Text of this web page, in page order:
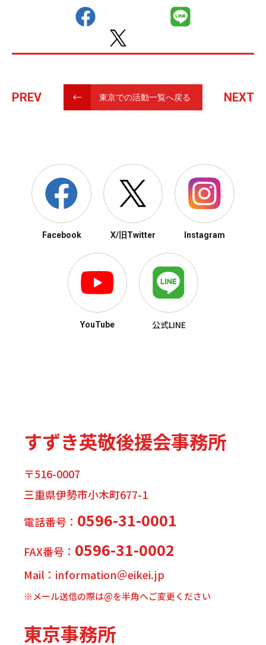
PREV 東京での活動一覧へ戻る NEXT
Facebook X/旧Twitter Instagram
YouTube 公式LINE
すずき英敬後援会事務所
〒516-0007
三重県伊勢市小木町677-1
電話番号： 0596-31-0001
FAX番号： 0596-31-0002
Mail：information＠eikei.jp
※メール送信の際は@を半角へご変更ください
東京事務所